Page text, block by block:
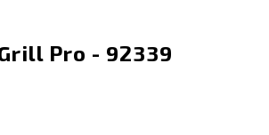
Pro - 92339